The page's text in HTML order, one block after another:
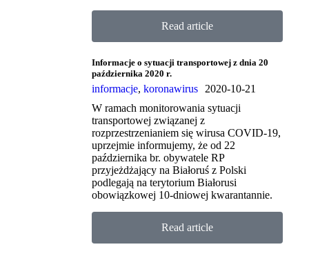
Read article
Informacje o sytuacji transportowej z dnia 20
października 2020 r.
informacje, koronawirus
2020-10-21
W ramach monitorowania sytuacji
transportowej związanej z
rozprzestrzenianiem się wirusa COVID-19,
uprzejmie informujemy, że od 22
października br. obywatele RP
przyjeżdżający na Białoruś z Polski
podlegają na terytorium Białorusi
obowiązkowej 10-dniowej kwarantannie.
Read article